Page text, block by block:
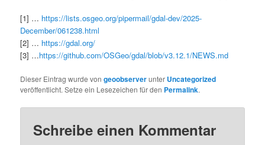
[1] … https://lists.osgeo.org/pipermail/gdal-dev/2025-
December/061238.html
[2] … https://gdal.org/
[3] …https://github.com/OSGeo/gdal/blob/v3.12.1/NEWS.md
Dieser Eintrag wurde vongeoobserverunter Uncategorized
veröffentlicht. Setze ein Lesezeichen für den Permalink.
Schreibe einen Kommentar